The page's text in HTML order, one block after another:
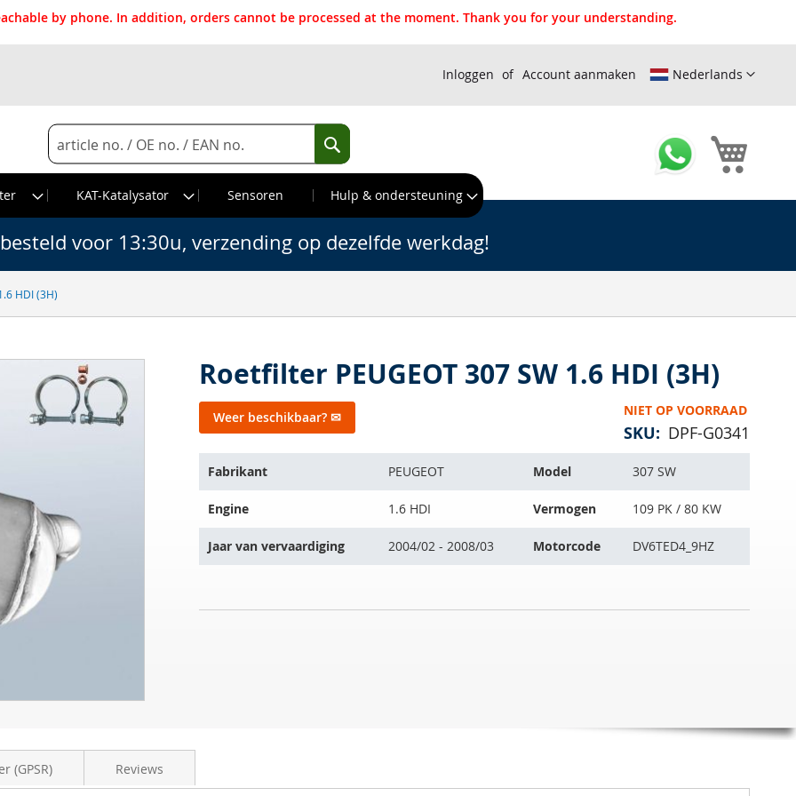
by phone. In addition, orders cannot be processed at the moment. Thank you for your understanding.
Nederlands
Inloggen Account aanmaken
Search
Search
KAT-Katalysator Sensoren Hulp & ondersteuning
HDI (3H)
voor 13:30u, verzending op dezelfde werkdag!
Roetfilter PEUGEOT 307 SW 1.6 HDI (3H)
NIET OP VOORRAAD
SKU DPF-G0341
Weer beschikbaar? ✉
artikel
op
de
volgende
Fabrikant PEUGEOT Model 307 SW
Engine 1.6 HDI Vermogen 109 PK / 80 KW
Jaar van vervaardiging 2004/02 - 2008/03 Motorcode DV6TED4_9HZ
(GPSR) Reviews